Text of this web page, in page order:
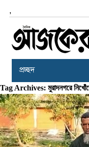
,
প্রচ্ছদ
Tag Archives: মুরাদনগরে